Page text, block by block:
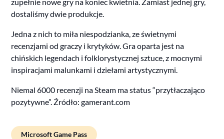
dostaliśmy dwie produkcje.
Jedna z nich to miła niespodzianka, ze świetnymi
recenzjami od graczy i krytyków. Gra oparta jest na
chińskich legendach i folklorystycznej sztuce, z mocnymi
inspiracjami malunkami i dziełami artystycznymi.
Niemal 6000 recenzji na Steam ma status “przytłaczająco
pozytywne”. Źródło: gamerant.com
Microsoft Game Pass